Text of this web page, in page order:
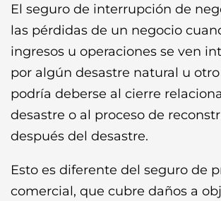
El seguro de interrupción de
las pérdidas de un negocio
ingresos u operaciones se ven
por algún desastre natural u
podría deberse al cierre
desastre o al proceso de
después del desastre.
Esto es diferente del seguro de
comercial, que cubre daños a